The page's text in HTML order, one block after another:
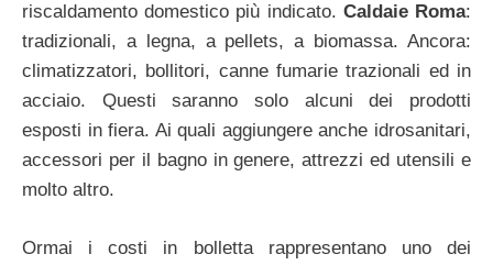
riscaldamento domestico più indicato. Caldaie Roma:
tradizionali, a legna, a pellets, a biomassa. Ancora:
climatizzatori, bollitori, canne fumarie trazionali ed in
acciaio. Questi saranno solo alcuni dei prodotti
esposti in fiera. Ai quali aggiungere anche idrosanitari,
accessori per il bagno in genere, attrezzi ed utensili e
molto altro.
Ormai i costi in bolletta rappresentano uno dei